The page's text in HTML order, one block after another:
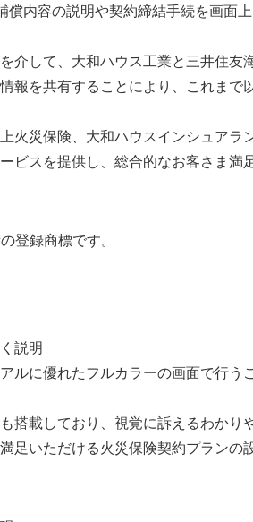
償内容の説明や契約締結手続を画面
介して、大和ハウス工業と三井住友
報を共有することにより、これまで
火災保険、大和ハウスインシュアラ
ビスを提供し、総合的なお客さま満
登録商標です。
説明
ルに優れたフルカラーの画面で行う
搭載しており、視覚に訴えるわかり
足いただける火災保険契約プランの